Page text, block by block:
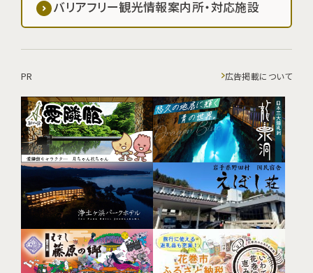
バリアフリー観光情報案内所・対応施設
PR 広告掲載について